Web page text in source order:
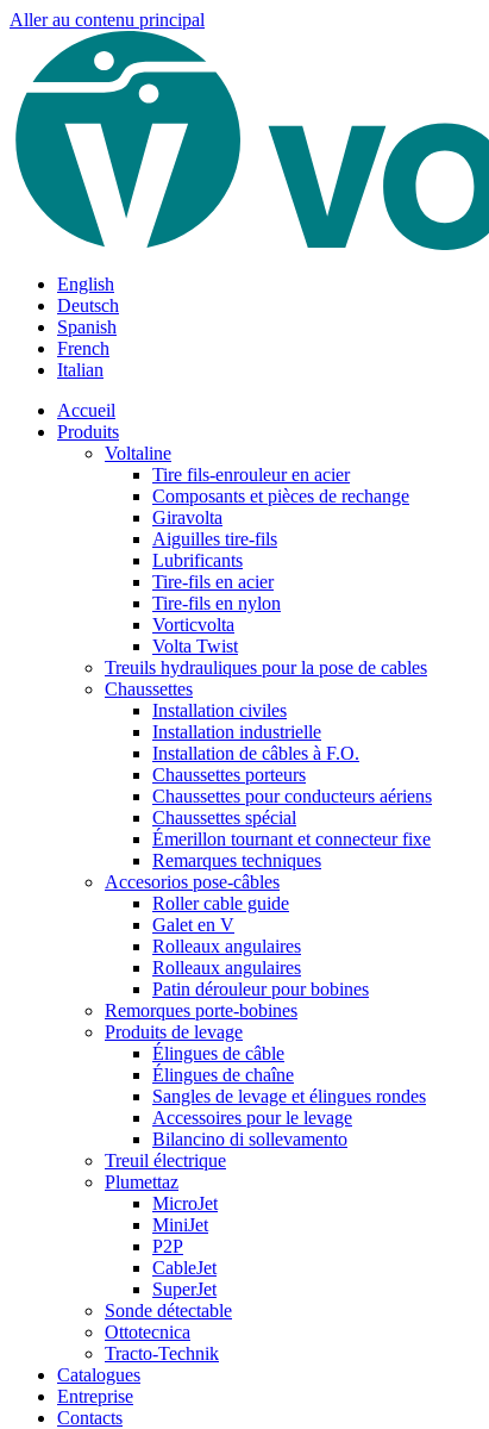
Aller au contenu principal
English
Deutsch
Spanish
French
Italian
Accueil
Produits
Voltaline
Tire fils-enrouleur en acier
Composants et pièces de rechange
Giravolta
Aiguilles tire-fils
Lubrificants
Tire-fils en acier
Tire-fils en nylon
Vorticvolta
Volta Twist
Treuils hydrauliques pour la pose de cables
Chaussettes
Installation civiles
Installation industrielle
Installation de câbles à F.O.
Chaussettes porteurs
Chaussettes pour conducteurs aériens
Chaussettes spécial
Émerillon tournant et connecteur fixe
Remarques techniques
Accesorios pose-câbles
Roller cable guide
Galet en V
Rolleaux angulaires
Rolleaux angulaires
Patin dérouleur pour bobines
Remorques porte-bobines
Produits de levage
Élingues de câble
Élingues de chaîne
Sangles de levage et élingues rondes
Accessoires pour le levage
Bilancino di sollevamento
Treuil électrique
Plumettaz
MicroJet
MiniJet
P2P
CableJet
SuperJet
Sonde détectable
Ottotecnica
Tracto-Technik
Catalogues
Entreprise
Contacts